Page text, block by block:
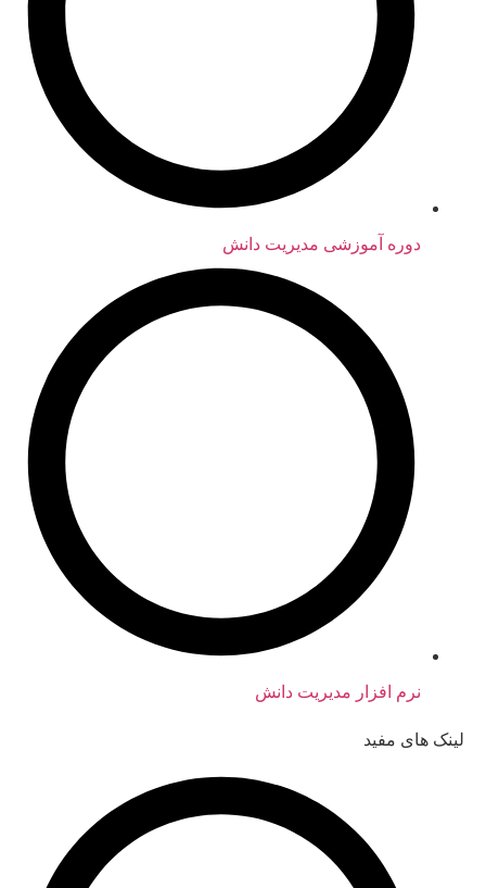
دوره‌ آموزشی مدیریت دانش
نرم افزار مدیریت دانش
لینک های مفید